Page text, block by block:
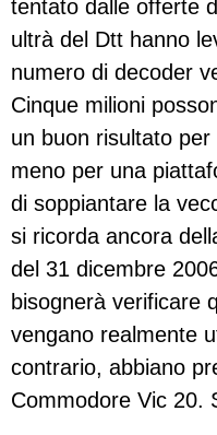
tentato dalle offerte
ultrà del Dtt hanno
numero di decoder
Cinque milioni
un buon risultato
meno per una
di soppiantare la
si ricorda ancora
del 31 dicembre
bisognerà verificare
vengano realmente
contrario, abbiano
Commodore Vic 20.